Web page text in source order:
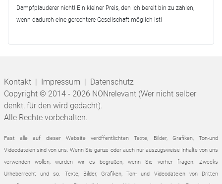
Dampfplauderer nicht! Ein kleiner Preis, den ich bereit bin zu zahlen,
wenn dadurch eine gerechtere Gesellschaft möglich ist!
Kontakt | Impressum | Datenschutz
Copyright © 2014 - 2026 NONrelevant (Wer nicht selber
denkt, für den wird gedacht).
Alle Rechte vorbehalten.
Fast alle auf dieser Website veröffentlichten Texte, Bilder, Grafiken, Ton-und
Videodateien sind von uns. Wenn Sie ganze oder auch nur auszugsweise Inhalte von uns
verwenden wollen, würden wir es begrüßen, wenn Sie vorher fragen. Zwecks
Urheberrecht und so. Texte, Bilder, Grafiken, Ton- und Videodateien von Dritten